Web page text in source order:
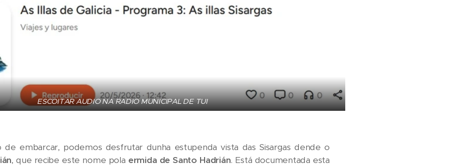
ESCOITAR AUDIO NA RADIO MUNICIPAL DE TUI
embarcar, podemos desfrutar dunha estupenda vista das Sisargas dende o
, que recibe este nome pola ermida de Santo Hadrián. Está documentada esta